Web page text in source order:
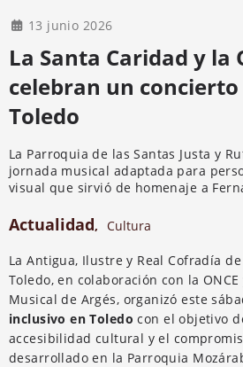
13 junio 2026
La Santa Caridad y la
celebran un
Toledo
La Parroquia de las Santas Justa y
jornada musical adaptada para
visual que sirvió de homenaje a
Actualidad, Cultura
La Antigua, Ilustre y Real Cofradía
Toledo, en colaboración con la
Musical de Argés, organizó este
inclusivo en Toledo con el objetivo
accesibilidad cultural y el
desarrollado en la Parroquia